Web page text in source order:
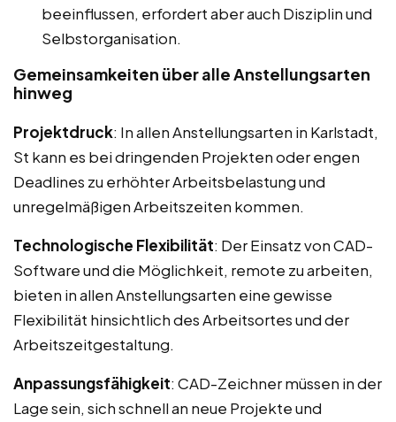
beeinflussen, erfordert aber auch Disziplin und
Selbstorganisation.
Gemeinsamkeiten über alle Anstellungsarten
hinweg
Projektdruck: In allen Anstellungsarten in Karlstadt,
St kann es bei dringenden Projekten oder engen
Deadlines zu erhöhter Arbeitsbelastung und
unregelmäßigen Arbeitszeiten kommen.
Technologische Flexibilität: Der Einsatz von CAD-
Software und die Möglichkeit, remote zu arbeiten,
bieten in allen Anstellungsarten eine gewisse
Flexibilität hinsichtlich des Arbeitsortes und der
Arbeitszeitgestaltung.
Anpassungsfähigkeit: CAD-Zeichner müssen in der
Lage sein, sich schnell an neue Projekte und